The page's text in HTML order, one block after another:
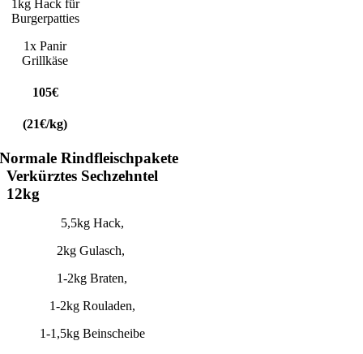
1kg Hack für
Burgerpatties
1x Panir
Grillkäse
105€
(21€/kg)
Normale Rindfleischpakete
Verkürztes Sechzehntel
12kg
5,5kg Hack,
2kg Gulasch,
1-2kg Braten,
1-2kg Rouladen,
1-1,5kg Beinscheibe